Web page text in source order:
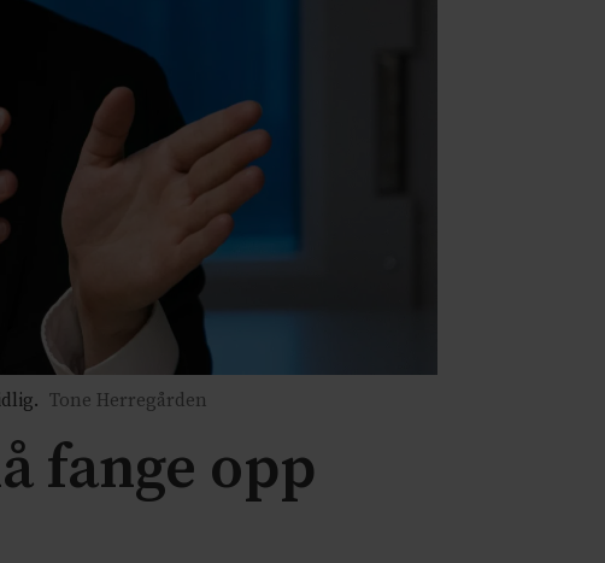
Tone Herregården
fange opp